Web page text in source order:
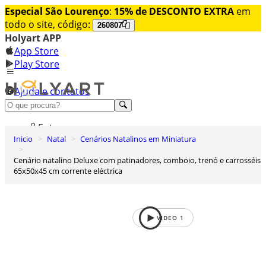
Especial São Lourenço: 15% de DESCONTO EXTRA em
todo o site, código:
260807
Holyart APP
App Store
Play Store
Ajuda e contatos
Conheça premium
Entrar
Lista de Desejos
0
Carrinho de Compras
Inicio Natal
Cenários Natalinos em Miniatura
Cenário natalino Deluxe com patinadores, comboio, trenó e carrosséis
65x50x45 cm corrente eléctrica
VIDEO 1